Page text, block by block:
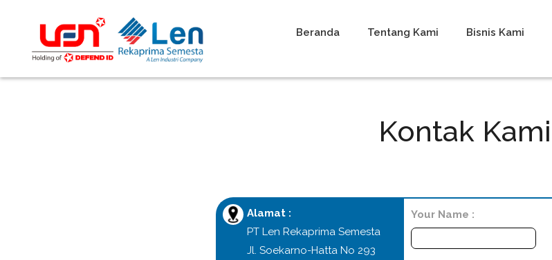
Beranda Tentang Kami Bisnis Kami
Kontak Kami
Alamat :
PT Len Rekaprima Semesta
Jl. Soekarno-Hatta No 293
Your Name :